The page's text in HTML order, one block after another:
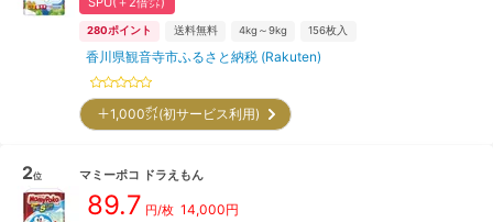
280ポイント 送料無料 4kg～9kg 156枚入
香川県観音寺市ふるさと納税 (Rakuten)
＋1,000㌽(初サービス利用)
2位 マミーポコ ドラえもん
89.7 円/枚 14,000円